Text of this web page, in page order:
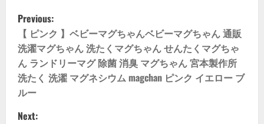
P
o
s
t
n
Previous:
【 ピンク 】ベビーマグちゃんベビーマグちゃん 通販
洗濯マグちゃん 洗たくマグちゃん せんたくマグちゃ
ん ランドリーマグ 除菌 消臭 マグちゃん 宮本製作所
洗たく 洗濯 マグネシウム magchan ピンク イエロー ブ
ルー
Next: